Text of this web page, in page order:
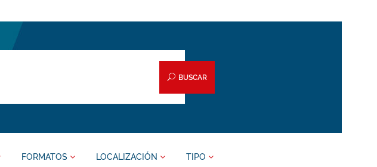
BUSCAR
FORMATOS LOCALIZACIÓN TIPO